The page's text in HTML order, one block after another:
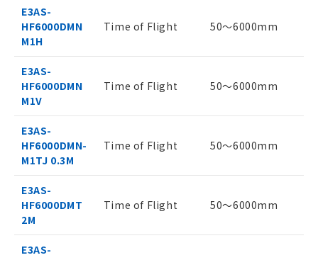
E3AS-
HF6000DMN
M1H
Time of Flight 50～6000mm
E3AS-
HF6000DMN
M1V
Time of Flight 50～6000mm
E3AS-
HF6000DMN-
M1TJ 0.3M
Time of Flight 50～6000mm
E3AS-
HF6000DMT
2M
Time of Flight 50～6000mm
E3AS-
ご利用条件
ご利用ください。
本サービスは、当社制御機器事業取扱
抜)を提供させていただくものです。
本サービスの対象外となる商品もある
在庫状況および標準価格照会結果は、
タに基づき作成されるものであり、閲